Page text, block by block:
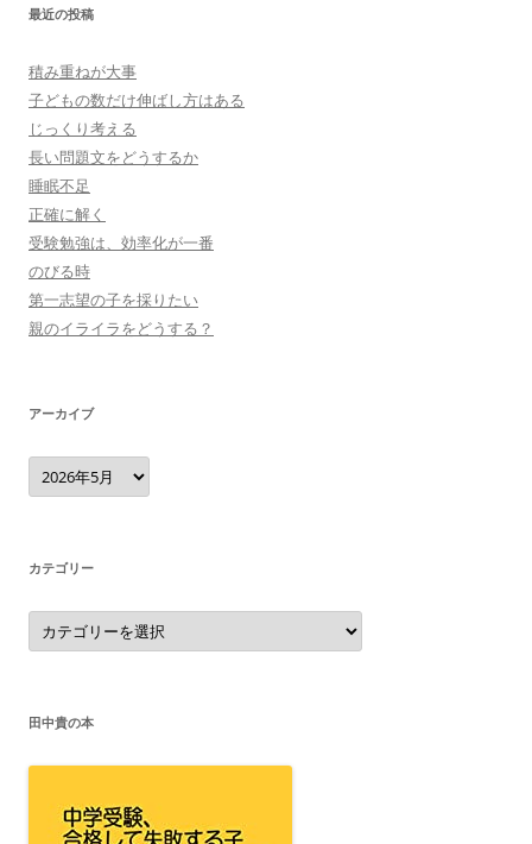
最近の投稿
積み重ねが大事
子どもの数だけ伸ばし方はある
じっくり考える
長い問題文をどうするか
睡眠不足
正確に解く
受験勉強は、効率化が一番
のびる時
第一志望の子を採りたい
親のイライラをどうする？
アーカイブ
ア
ー
カ
カテゴリー
カ
テ
ゴ
田中貴の本